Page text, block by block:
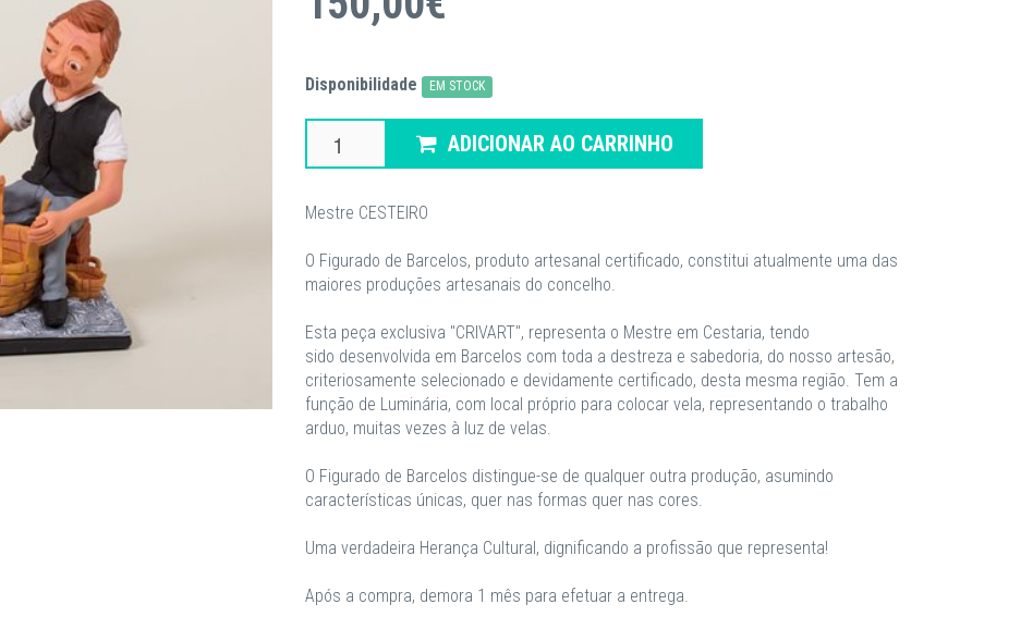
Disponibilidade EM STOCK
ADICIONAR AO CARRINHO
Mestre CESTEIRO
O Figurado de Barcelos, produto artesanal certificado, constitui atualmente uma das
maiores produções artesanais do concelho.
Esta peça exclusiva "CRIVART", representa o Mestre em Cestaria, tendo
sido desenvolvida em Barcelos com toda a destreza e sabedoria, do nosso artesão,
criteriosamente selecionado e devidamente certificado, desta mesma região. Tem a
função de Luminária, com local próprio para colocar vela, representando o trabalho
arduo, muitas vezes à luz de velas.
O Figurado de Barcelos distingue-se de qualquer outra produção, asumindo
características únicas, quer nas formas quer nas cores.
Uma verdadeira Herança Cultural, dignificando a profissão que representa!
Após a compra, demora 1 mês para efetuar a entrega.